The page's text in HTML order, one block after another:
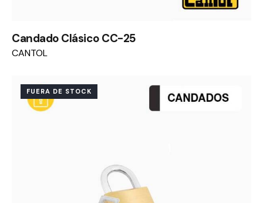
Candado Clásico CC-25
CANTOL
FUERA DE STOCK